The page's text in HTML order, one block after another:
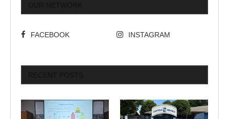
FACEBOOK INSTAGRAM